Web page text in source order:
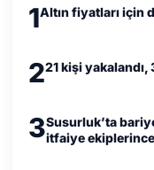
1Altın fiyatları için
221 kişi yakalandı,
3Susurluk’ta
itfaiye ekiplerince